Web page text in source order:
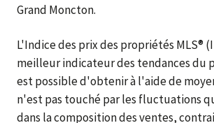
Grand Moncton.
L'Indice des prix des propriétés MLS®
meilleur indicateur des tendances du
est possible d'obtenir à l'aide de
n'est pas touché par les fluctuations
dans la composition des ventes,